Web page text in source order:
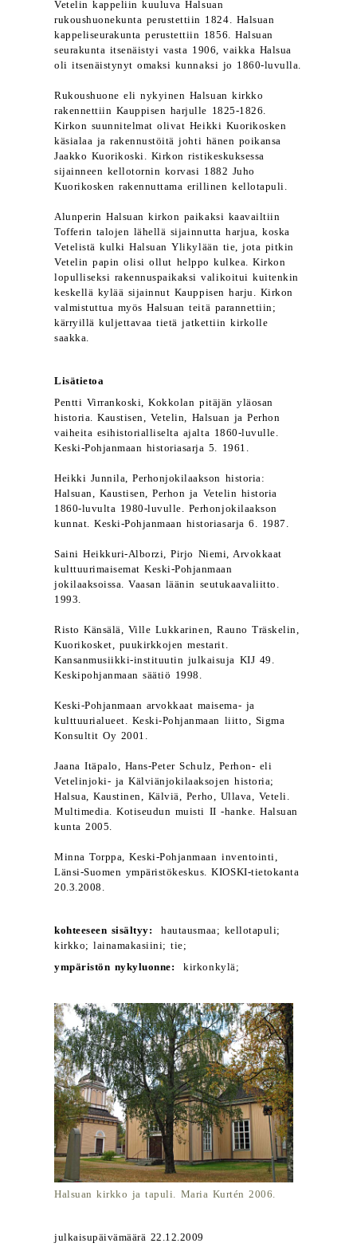
Vetelin kappeliin kuuluva Halsuan
rukoushuonekunta perustettiin 1824. Halsuan
kappeliseurakunta perustettiin 1856. Halsuan
seurakunta itsenäistyi vasta 1906, vaikka Halsua
oli itsenäistynyt omaksi kunnaksi jo 1860-luvulla.
Rukoushuone eli nykyinen Halsuan kirkko
rakennettiin Kauppisen harjulle 1825-1826.
Kirkon suunnitelmat olivat Heikki Kuorikosken
käsialaa ja rakennustöitä johti hänen poikansa
Jaakko Kuorikoski. Kirkon ristikeskuksessa
sijainneen kellotornin korvasi 1882 Juho
Kuorikosken rakennuttama erillinen kellotapuli.
Alunperin Halsuan kirkon paikaksi kaavailtiin
Tofferin talojen lähellä sijainnutta harjua, koska
Vetelistä kulki Halsuan Ylikylään tie, jota pitkin
Vetelin papin olisi ollut helppo kulkea. Kirkon
lopulliseksi rakennuspaikaksi valikoitui kuitenkin
keskellä kylää sijainnut Kauppisen harju. Kirkon
valmistuttua myös Halsuan teitä parannettiin;
kärryillä kuljettavaa tietä jatkettiin kirkolle
saakka.
Lisätietoa
Pentti Virrankoski, Kokkolan pitäjän yläosan
historia. Kaustisen, Vetelin, Halsuan ja Perhon
vaiheita esihistorialliselta ajalta 1860-luvulle.
Keski-Pohjanmaan historiasarja 5. 1961.
Heikki Junnila, Perhonjokilaakson historia:
Halsuan, Kaustisen, Perhon ja Vetelin historia
1860-luvulta 1980-luvulle. Perhonjokilaakson
kunnat. Keski-Pohjanmaan historiasarja 6. 1987.
Saini Heikkuri-Alborzi, Pirjo Niemi, Arvokkaat
kulttuurimaisemat Keski-Pohjanmaan
jokilaaksoissa. Vaasan läänin seutukaavaliitto.
1993.
Risto Känsälä, Ville Lukkarinen, Rauno Träskelin,
Kuorikosket, puukirkkojen mestarit.
Kansanmusiikki-instituutin julkaisuja KIJ 49.
Keskipohjanmaan säätiö 1998.
Keski-Pohjanmaan arvokkaat maisema- ja
kulttuurialueet. Keski-Pohjanmaan liitto, Sigma
Konsultit Oy 2001.
Jaana Itäpalo, Hans-Peter Schulz, Perhon- eli
Vetelinjoki- ja Kälviänjokilaaksojen historia;
Halsua, Kaustinen, Kälviä, Perho, Ullava, Veteli.
Multimedia. Kotiseudun muisti II -hanke. Halsuan
kunta 2005.
Minna Torppa, Keski-Pohjanmaan inventointi,
Länsi-Suomen ympäristökeskus. KIOSKI-tietokanta
20.3.2008.
kohteeseen sisältyy: hautausmaa; kellotapuli;
kirkko; lainamakasiini; tie;
ympäristön nykyluonne: kirkonkylä;
Halsuan kirkko ja tapuli. Maria Kurtén 2006.
julkaisupäivämäärä 22.12.2009